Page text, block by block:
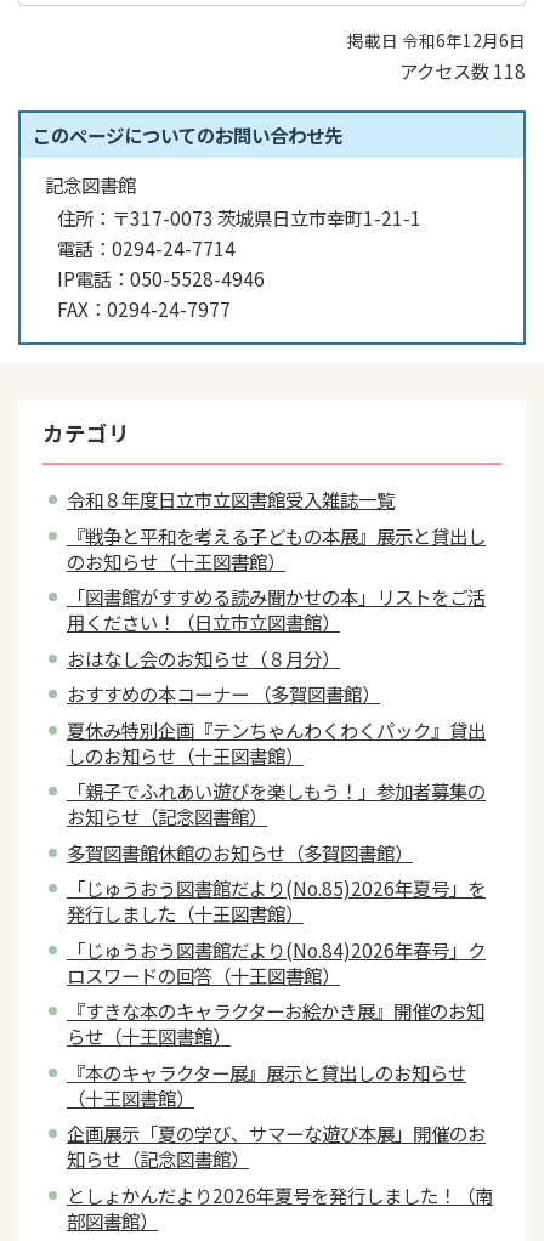
掲載日 令和6年12月6日
アクセス数118
このページについてのお問い合わせ先
記念図書館
住所： 〒317-0073 茨城県日立市幸町1-21-1
電話： 0294-24-7714
IP電話： 050-5528-4946
FAX： 0294-24-7977
カテゴリ
令和８年度日立市立図書館受入雑誌一覧
『戦争と平和を考える子どもの本展』展示と貸出し
のお知らせ（十王図書館）
「図書館がすすめる読み聞かせの本」リストをご活
用ください！（日立市立図書館）
おはなし会のお知らせ（８月分）
おすすめの本コーナー （多賀図書館）
夏休み特別企画『テンちゃんわくわくパック』貸出
しのお知らせ（十王図書館）
「親子でふれあい遊びを楽しもう！」参加者募集の
お知らせ（記念図書館）
多賀図書館休館のお知らせ（多賀図書館）
「じゅうおう図書館だより(No.85)2026年夏号」を
発行しました（十王図書館）
「じゅうおう図書館だより(No.84)2026年春号」ク
ロスワードの回答（十王図書館）
『すきな本のキャラクターお絵かき展』開催のお知
らせ（十王図書館）
『本のキャラクター展』展示と貸出しのお知らせ
（十王図書館）
企画展示「夏の学び、サマーな遊び本展」開催のお
知らせ（記念図書館）
としょかんだより2026年夏号を発行しました！（南
部図書館）